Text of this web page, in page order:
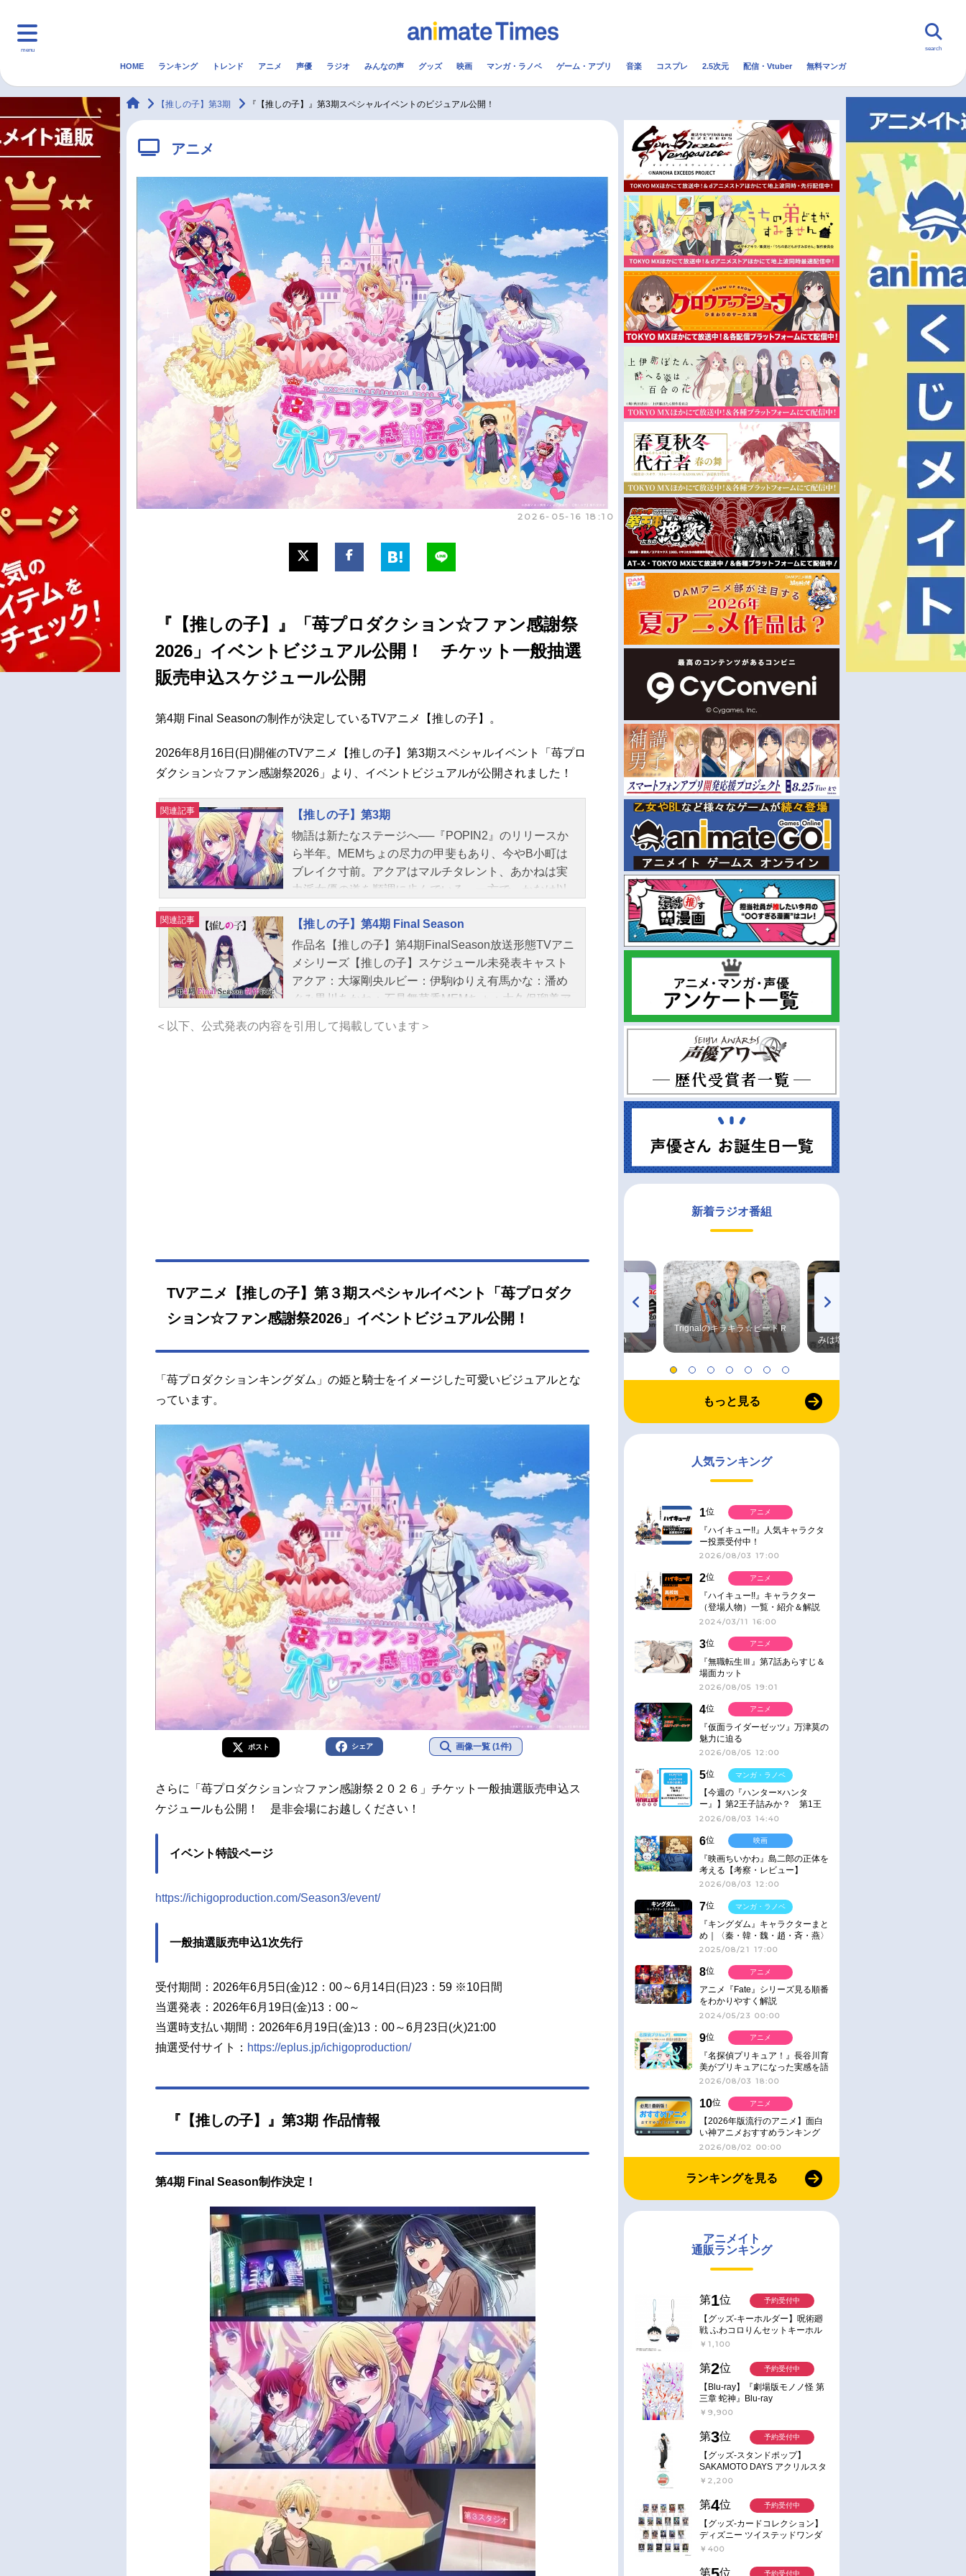
menu
マンガ・ラノベ ゲーム・アプリ 配信・Vtuber トレンド 無料マンガ
最新記事一覧
アニメ記事一覧
声優記事一覧
実写化映画一覧
男性声優/女性声優一覧
今期アニメ曜日別一覧
夏アニメ
秋アニメ
冬アニメ
FOLLOW US
search
HOME ランキング トレンド アニメ 声優 ラジオ みんなの声 グッズ 映画 マンガ・ラノベ ゲーム・アプリ 音楽 コスプレ 2.5次元 配信・Vtuber 無料マンガ
animateTimes
【推しの子】第3期 『【推しの子】』第3期スペシャルイベントのビジュアル公開！
アニメ
2026-05-16 18:10
『【推しの子】』「苺プロダクション☆ファン感謝祭
2026」イベントビジュアル公開！ チケット一般抽選
販売申込スケジュール公開
第4期 Final Seasonの制作が決定しているTVアニメ【推しの子】。
2026年8月16日(日)開催のTVアニメ【推しの子】第3期スペシャルイベント「苺プロ
ダクション☆ファン感謝祭2026」より、イベントビジュアルが公開されました！
関連記事
【推しの子】第3期
物語は新たなステージへ──『POPIN2』のリリースか
ら半年。MEMちょの尽力の甲斐もあり、今やB小町は
ブレイク寸前。アクアはマルチタレント、あかねは実
力派女優の道を順調に歩んでいる。一方で、かなは以
前の明るさを失っていた。そして、アイとゴローの死
の真相を追い求め、ルビーは芸能界を駆け上がる。──
──嘘を、武器にして。作品名【推しの子】第3期放送
形態TVアニメシリーズ【推しの子】スケジュール2026
年1月14日（水）～2026年3月25日（水）TOKYOMXほ
か話数全11話キャストアクア：大塚剛央ルビー：伊駒
Mちょ：大久保瑠美アイ：高橋李依吉住シュン：竹中
関連記事
【推しの子】第4期 Final Season
作品名【推しの子】第4期FinalSeason放送形態TVアニ
メシリーズ【推しの子】スケジュール未発表キャスト
アクア：大塚剛央ルビー：伊駒ゆりえ有馬かな：潘め
ぐみ黒川あかね：石見舞菜香MEMちょ：大久保瑠美ア
／集英社・【推しの子】製作委員会『【推しの子】』
＜以下、公式発表の内容を引用して掲載しています＞
TVアニメ【推しの子】第３期スペシャルイベント「苺プロダク
ション☆ファン感謝祭2026」イベントビジュアル公開！
「苺プロダクションキングダム」の姫と騎士をイメージした可愛いビジュアルとな
っています。
ポスト シェア 画像一覧 (1件)
さらに「苺プロダクション☆ファン感謝祭２０２６」チケット一般抽選販売申込ス
ケジュールも公開！ 是非会場にお越しください！
イベント特設ページ
https://ichigoproduction.com/Season3/event/
一般抽選販売申込1次先行
受付期間：2026年6月5日(金)12：00～6月14日(日)23：59 ※10日間
当選発表：2026年6月19日(金)13：00～
当選時支払い期間：2026年6月19日(金)13：00～6月23日(火)21:00
抽選受付サイト： https://eplus.jp/ichigoproduction/
『【推しの子】』第3期 作品情報
第4期 Final Season制作決定！
新着ラジオ番組
高橋美紀のおんぷの気持ち
radio 大直会 2nd season
Trignalのキラキラ☆ビートＲ
みは塩だけ
もっと見る
人気ランキング
1位
『ハイキュー!!』人気キャラクタ
ー投票受付中！
2026/08/03 17:00
アニメ
2位
『ハイキュー!!』キャラクター
（登場人物）一覧・紹介＆解説
2024/03/11 16:00
アニメ
3位
『無職転生Ⅲ』第7話あらすじ＆
場面カット
2026/08/05 19:01
アニメ
4位
『仮面ライダーゼッツ』万津莫の
魅力に迫る
2026/08/05 12:00
アニメ
5位
【今週の『ハンター×ハンタ
ー』】第2王子詰みか？ 第1王
子と第4王子が対峙「発令」＜
2026/08/03 14:40
マンガ・ラノベ
6位
『映画ちいかわ』島二郎の正体を
考える【考察・レビュー】
2026/08/03 12:00
映画
7位
『キングダム』キャラクターまと
め｜〈秦・韓・魏・趙・斉・燕〉
2025/08/21 17:00
マンガ・ラノベ
8位
アニメ『Fate』シリーズ見る順番
をわかりやすく解説
2024/05/23 00:00
アニメ
9位
『名探偵プリキュア！』長谷川育
美がプリキュアになった実感を語
る【インタビュー】
2026/08/03 18:00
アニメ
10位
【2026年版流行のアニメ】面白
い神アニメおすすめランキング
【名作・話題作】｜ジャンル別人
気作品をピックアップ
2026/08/02 00:00
アニメ
ランキングを見る
アニメイト
通販ランキング
第1位
【グッズ-キーホルダー】呪術廻
戦 ふわコロりんセットキーホル
ダー【アニメイト特典付】
￥1,100
予約受付中
第2位
【Blu-ray】『劇場版モノノ怪 第
三章 蛇神』Blu-ray
￥9,900
予約受付中
第3位
【グッズ-スタンドポップ】
SAKAMOTO DAYS アクリルスタ
ンド～Sunny Afternoon～ 4.南雲
￥2,200
予約受付中
第4位
【グッズ-カードコレクション】
ディズニー ツイステッドワンダ
ーランド ランダムカードコレク
￥400
予約受付中
第 位 予約受付中